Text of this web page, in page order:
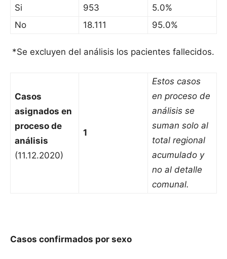
Si
953
5.0%
No
18.111 95.0%
*Se excluyen del análisis los pacientes fallecidos.
Casos
asignados en
proceso de
análisis
(11.12.2020)
1
Estos casos
en proceso de
análisis se
suman solo al
total regional
acumulado y
no al detalle
comunal.
Casos confirmados por sexo